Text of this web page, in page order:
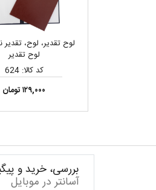
لوح تقدیر، لوح، تقدیر
لوح تقدیر
کد کالا: 624
۱۲۹,۰۰۰ تومان
بررسی، خرید و
آسانتر در موبایل